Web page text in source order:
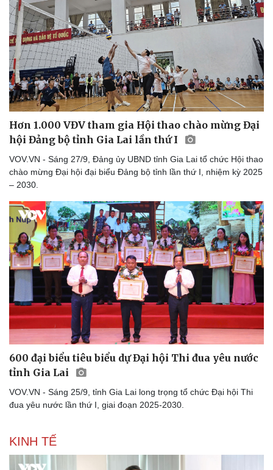
Doanh nghiệp
Thông tin doanh nghiệp
Doanh nghiệp 24h
Doanh nhân
Vì cộng đồng
Công nghệ
Sành điệu
Tin Công nghệ
Trải nghiệm
Chuyển đổi số
Hơn 1.000 VĐV tham gia Hội thao chào mừng Đại
hội Đảng bộ tỉnh Gia Lai lần thứ I
VOV.VN - Sáng 27/9, Đảng ủy UBND tỉnh Gia Lai tổ chức Hội thao
chào mừng Đại hội đại biểu Đảng bộ tỉnh lần thứ I, nhiệm kỳ 2025
– 2030.
600 đại biểu tiêu biểu dự Đại hội Thi đua yêu nước
tỉnh Gia Lai
VOV.VN - Sáng 25/9, tỉnh Gia Lai long trọng tổ chức Đại hội Thi
đua yêu nước lần thứ I, giai đoạn 2025-2030.
KINH TẾ